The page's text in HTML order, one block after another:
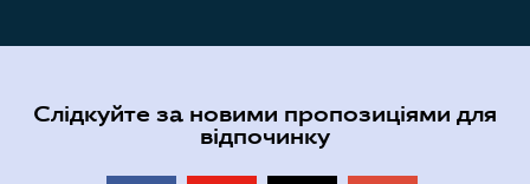
Слідкуйте за новими пропозиціями для
відпочинку